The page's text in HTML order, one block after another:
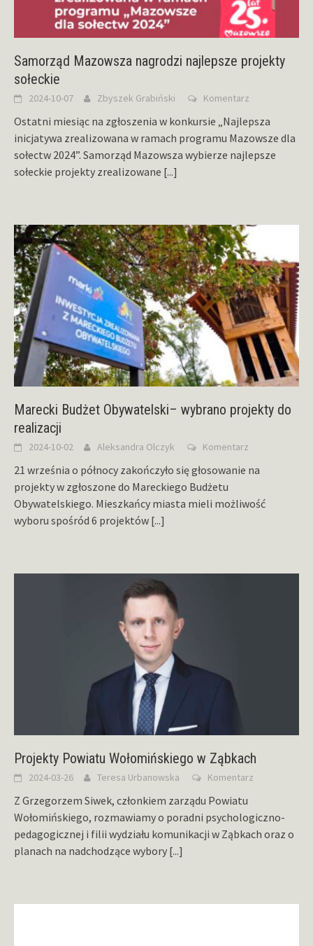
Samorząd Mazowsza nagrodzi najlepsze projekty
sołeckie
2024-10-07 Zbyszek Grabiński Komentarz
Ostatni miesiąc na zgłoszenia w konkursie „Najlepsza
inicjatywa zrealizowana w ramach programu Mazowsze dla
sołectw 2024”. Samorząd Mazowsza wybierze najlepsze
sołeckie projekty zrealizowane [...]
Marecki Budżet Obywatelski– wybrano projekty do
realizacji
2024-10-02 Aleksandra Olczyk Komentarz
21 września o północy zakończyło się głosowanie na
projekty w zgłoszone do Mareckiego Budżetu
Obywatelskiego. Mieszkańcy miasta mieli możliwość
wyboru spośród 6 projektów [...]
Projekty Powiatu Wołomińskiego w Ząbkach
2024-03-26 Teresa Urbanowska Komentarz
Z Grzegorzem Siwek, członkiem zarządu Powiatu
Wołomińskiego, rozmawiamy o poradni psychologiczno-
pedagogicznej i filii wydziału komunikacji w Ząbkach oraz o
planach na nadchodzące wybory [...]